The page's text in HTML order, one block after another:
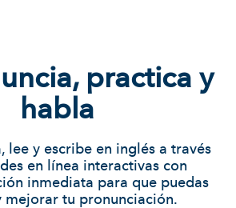
practica y
habla
lee y escribe en inglés a través
en línea interactivas con
inmediata para que puedas
mejorar tu pronunciación.